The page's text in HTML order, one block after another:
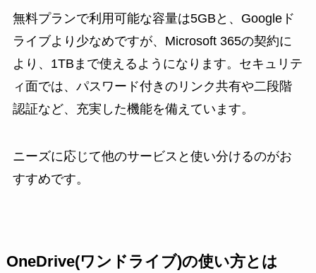
無料プランで利用可能な容量は5GBと、Googleド
ライブより少なめですが、Microsoft 365の契約に
より、1TBまで使えるようになります。セキュリテ
ィ面では、パスワード付きのリンク共有や二段階
認証など、充実した機能を備えています。
ニーズに応じて他のサービスと使い分けるのがお
すすめです。
OneDrive(ワンドライブ)の使い方とは